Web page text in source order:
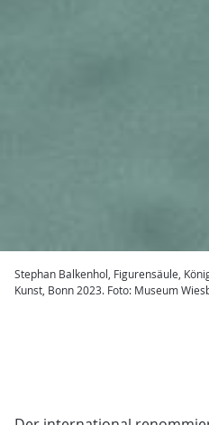
Stephan Balkenhol, Figurensäule,
Kunst, Bonn 2023. Foto: Museum